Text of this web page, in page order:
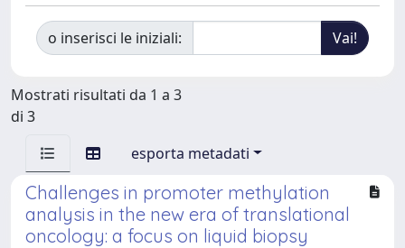
o inserisci le iniziali:
Mostrati risultati da 1 a 3
di 3
esporta metadati
Challenges in promoter methylation
analysis in the new era of translational
oncology: a focus on liquid biopsy